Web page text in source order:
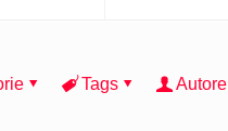
Tags Autore